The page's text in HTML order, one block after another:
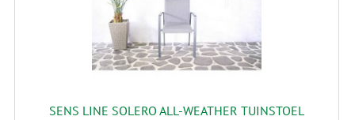
SENS LINE SOLERO ALL-WEATHER TUINSTOEL